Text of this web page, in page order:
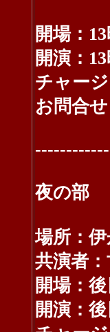
開場：
開演：
チャー
お問合せ
夜の部
場所：
共演者
開場：
開演：